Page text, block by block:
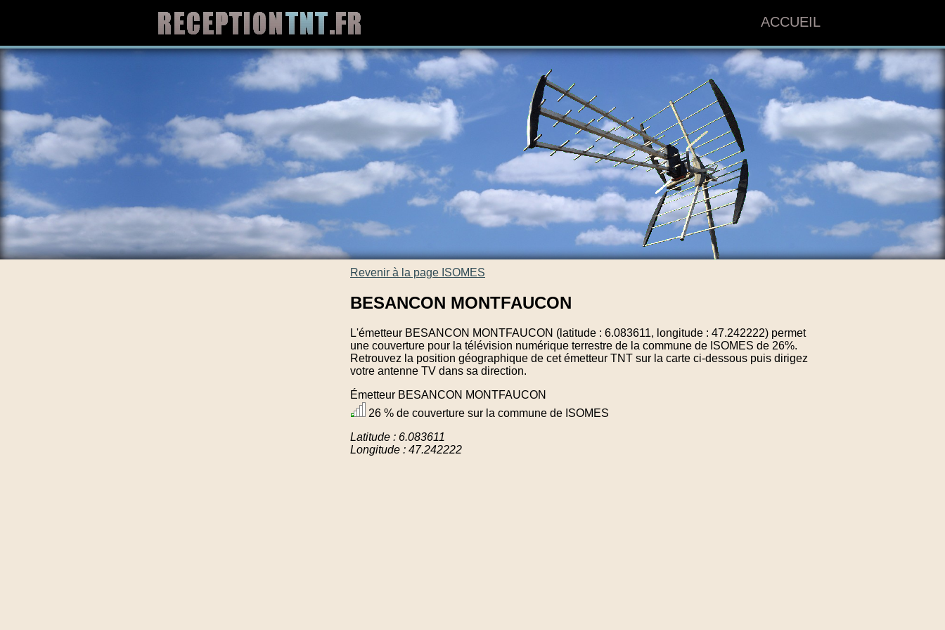
ACCUEIL
Revenir à la page ISOMES
BESANCON MONTFAUCON
L'émetteur BESANCON MONTFAUCON (latitude : 6.083611, longitude : 47.242222) permet
une couverture pour la télévision numérique terrestre de la commune de ISOMES de 26%.
Retrouvez la position géographique de cet émetteur TNT sur la carte ci-dessous puis dirigez
votre antenne TV dans sa direction.
Émetteur BESANCON MONTFAUCON
26 % de couverture sur la commune de ISOMES
Latitude : 6.083611
Longitude : 47.242222